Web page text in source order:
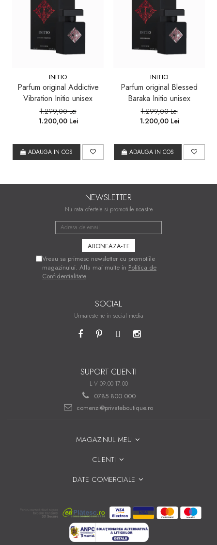
INITIO
Parfum original Addictive
Vibration Initio unisex
1.299,00 Lei
1.200,00 Lei
ADAUGA IN COS
INITIO
Parfum original Blessed
Baraka Initio unisex
1.299,00 Lei
1.200,00 Lei
ADAUGA IN COS
NEWSLETTER
Nu rata ofertele si promotiile noastre
Vreau sa primesc newsletter cu promotiile
magazinului. Afla mai multe in Politica de
Confidentialitate
SOCIAL
Urmareste-ne in social media
SUPORT CLIENTI
L-V 09:00-17:00
0785 800 000
comenzi@privateboutique.ro
MAGAZINUL MEU
CLIENTI
DATE COMERCIALE